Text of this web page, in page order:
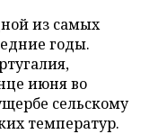
из самых
годы.
июня во
сельскому
температур.